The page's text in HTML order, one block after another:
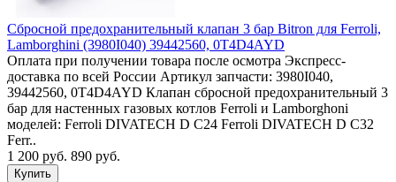
Сбросной предохранительный клапан 3 бар Bitron для Ferroli,
Lamborghini (3980I040) 39442560, 0T4D4AYD
Оплата при получении товара после осмотра Экспресс-
доставка по всей России Артикул запчасти: 3980I040,
39442560, 0T4D4AYD Клапан сбросной предохранительный 3
бар для настенных газовых котлов Ferroli и Lamborghoni
моделей: Ferroli DIVATECH D C24 Ferroli DIVATECH D C32
Ferr..
1 200 руб. 890 руб.